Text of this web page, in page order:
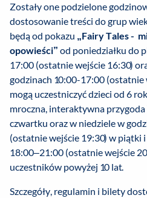
Zostały one podzielone
dostosowanie treści do grup
będą od pokazu „Fairy Tales -
opowieści” od poniedziałku do
17:00 (ostatnie wejście 16:30)
godzinach 10:00-17:00 (ostatnie
mogą uczestniczyć dzieci od 6
mroczna, interaktywna
czwartku oraz w niedziele w
(ostatnie wejście 19:30) w piątki
18:00–21:00 (ostatnie wejście
uczestników powyżej 10 lat.
Szczegóły, regulamin i bilety